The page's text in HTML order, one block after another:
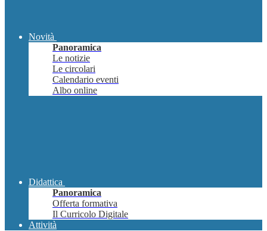
Novità
Panoramica
Le notizie
Le circolari
Calendario eventi
Albo online
Didattica
Panoramica
Offerta formativa
Il Curricolo Digitale
Attività